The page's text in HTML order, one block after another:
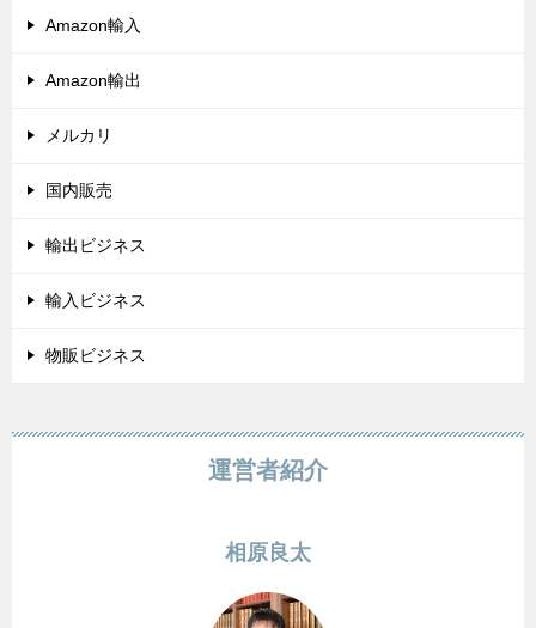
Amazon輸入
Amazon輸出
メルカリ
国内販売
輸出ビジネス
輸入ビジネス
物販ビジネス
運営者紹介
相原良太